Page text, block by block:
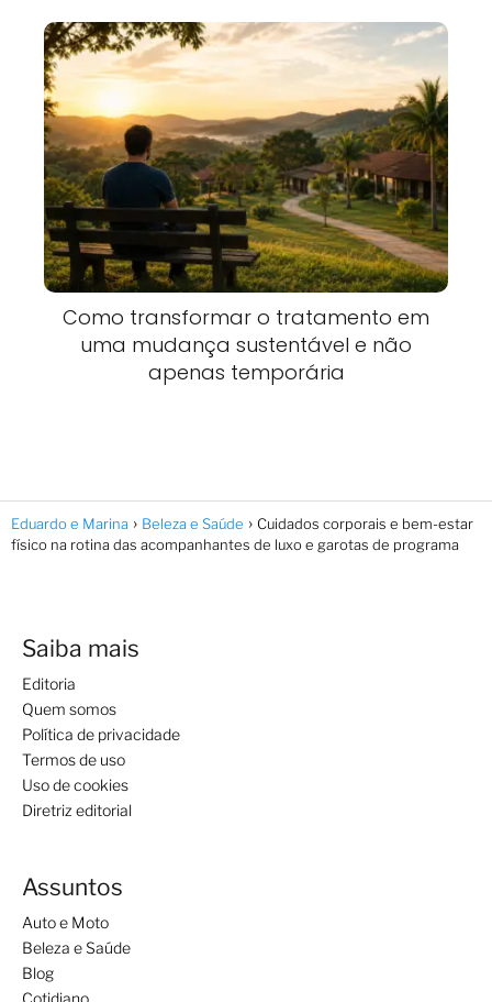
Como transformar o tratamento em
uma mudança sustentável e não
apenas temporária
Eduardo e Marina Beleza e Saúde
Cuidados corporais e bem-estar
físico na rotina das acompanhantes de luxo e garotas de programa
Saiba mais
Editoria
Quem somos
Política de privacidade
Termos de uso
Uso de cookies
Diretriz editorial
Assuntos
Auto e Moto
Beleza e Saúde
Blog
Cotidiano